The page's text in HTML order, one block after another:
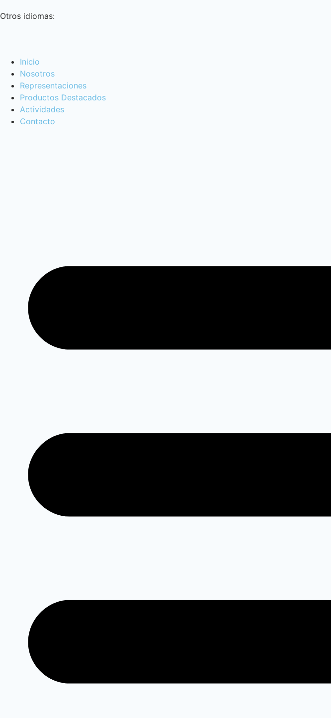
Otros idiomas:
Inicio
Nosotros
Representaciones
Productos Destacados
Actividades
Contacto